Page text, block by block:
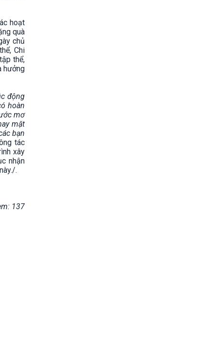
hoạt
quà
chủ
Chi
thể,
hưởng
động
hoàn
mơ
mặt
bạn
tác
xây
nhận
.
137